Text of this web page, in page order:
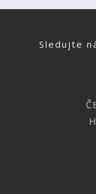
Sledujte